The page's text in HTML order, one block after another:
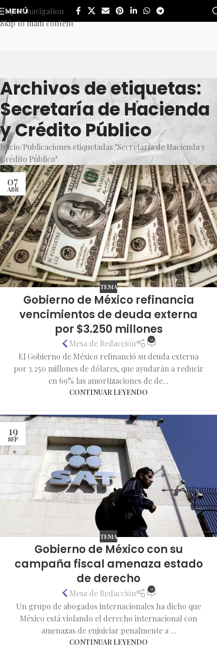
Skip to navigation
Skip to main content
MENÚ
Archivos de etiquetas:
Secretaría de Hacienda
y Crédito Público
Inicio Publicaciones etiquetadas "Secretaría de Hacienda y
Crédito Público"
07
ABR
TEMA
Gobierno de México refinancia
vencimientos de deuda externa
por $3.250 millones
Mesa de Redacción 0
El Gobierno de México refinanció su deuda externa
por 3.250 millones de dólares, que ayudarán a reducir
en 69% las amortizaciones de de...
CONTINUAR LEYENDO
19
SEP
TEMA
Gobierno de México con su
campaña fiscal amenaza estado
de derecho
Mesa de Redacción 0
Un grupo de abogados internacionales ha dicho que
México está violando el derecho internacional con
amenazas de enjuiciar penalmente a ...
CONTINUAR LEYENDO